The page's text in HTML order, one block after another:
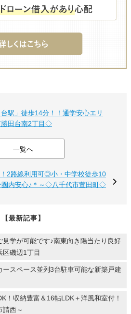
駅」徒歩14分！！通学安心エリ
田台南2丁目◇
一覧へ
2路線利用可◎小・中学校徒歩10
圏内安心♪＊～◇八千代市萱田町◇
【最新記事】
見学が可能です♪南東向き陽当たり良好
区磯辺1丁目
ースペース並列3台駐車可能な新築戸建
！収納豊富＆16帖LDK＋洋風和室付！
請西～